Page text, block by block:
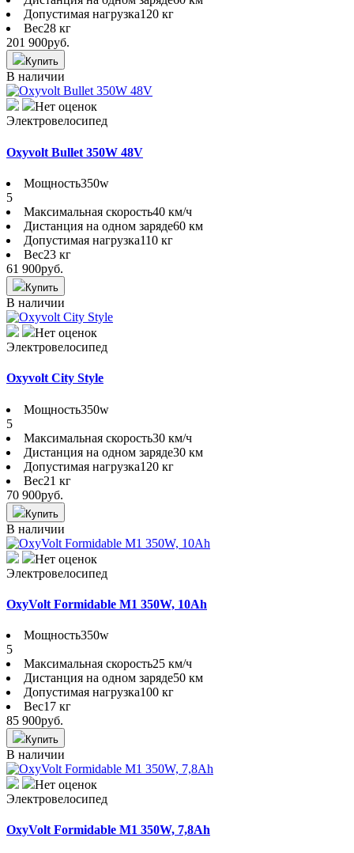
Допустимая нагрузка120 кг
Вес28 кг
201 900руб.
Купить
В наличии
Нет оценок
Электровелосипед
Oxyvolt Bullet 350W 48V
Мощность350w
5
Максимальная скорость40 км/ч
Дистанция на одном заряде60 км
Допустимая нагрузка110 кг
Вес23 кг
61 900руб.
Купить
В наличии
Нет оценок
Электровелосипед
Oxyvolt City Style
Мощность350w
5
Максимальная скорость30 км/ч
Дистанция на одном заряде30 км
Допустимая нагрузка120 кг
Вес21 кг
70 900руб.
Купить
В наличии
Нет оценок
Электровелосипед
OxyVolt Formidable M1 350W, 10Ah
Мощность350w
5
Максимальная скорость25 км/ч
Дистанция на одном заряде50 км
Допустимая нагрузка100 кг
Вес17 кг
85 900руб.
Купить
В наличии
Нет оценок
Электровелосипед
OxyVolt Formidable M1 350W, 7,8Ah